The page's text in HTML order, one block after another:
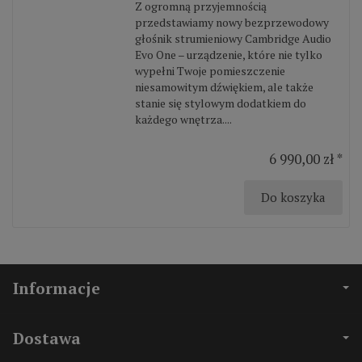
Z ogromną przyjemnością
przedstawiamy nowy bezprzewodowy
głośnik strumieniowy Cambridge Audio
Evo One – urządzenie, które nie tylko
wypełni Twoje pomieszczenie
niesamowitym dźwiękiem, ale także
stanie się stylowym dodatkiem do
każdego wnętrza....
6 990,00 zł *
Do koszyka
Informacje
Dostawa